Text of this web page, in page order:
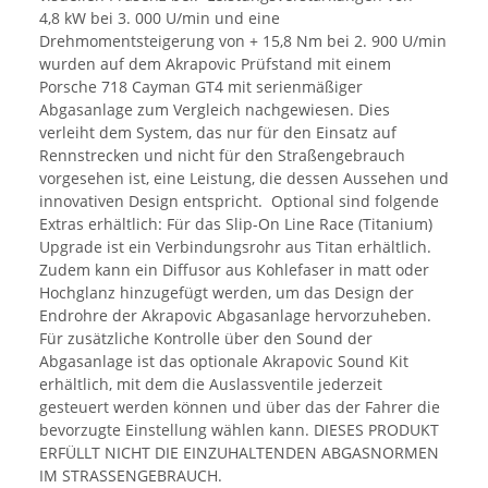
4,8 kW bei 3. 000 U/min und eine
Drehmomentsteigerung von + 15,8 Nm bei 2. 900 U/min
wurden auf dem Akrapovic Prüfstand mit einem
Porsche 718 Cayman GT4 mit serienmäßiger
Abgasanlage zum Vergleich nachgewiesen. Dies
verleiht dem System, das nur für den Einsatz auf
Rennstrecken und nicht für den Straßengebrauch
vorgesehen ist, eine Leistung, die dessen Aussehen und
innovativen Design entspricht. Optional sind folgende
Extras erhältlich: Für das Slip-On Line Race (Titanium)
Upgrade ist ein Verbindungsrohr aus Titan erhältlich.
Zudem kann ein Diffusor aus Kohlefaser in matt oder
Hochglanz hinzugefügt werden, um das Design der
Endrohre der Akrapovic Abgasanlage hervorzuheben.
Für zusätzliche Kontrolle über den Sound der
Abgasanlage ist das optionale Akrapovic Sound Kit
erhältlich, mit dem die Auslassventile jederzeit
gesteuert werden können und über das der Fahrer die
bevorzugte Einstellung wählen kann. DIESES PRODUKT
ERFÜLLT NICHT DIE EINZUHALTENDEN ABGASNORMEN
IM STRASSENGEBRAUCH.